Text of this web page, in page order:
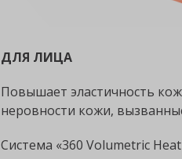
ДЛЯ ЛИЦА
Повышает эластичность
неровности кожи,
Система «360 Volumetric